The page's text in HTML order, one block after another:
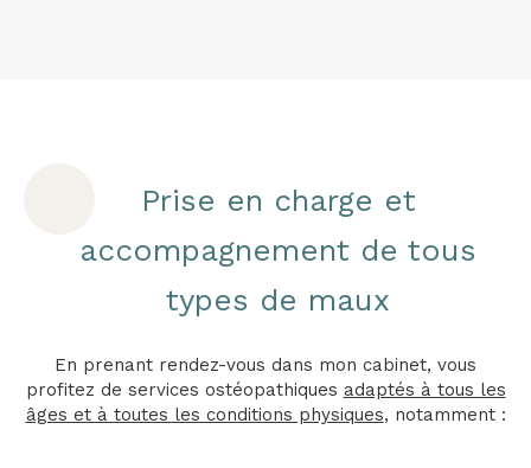
Prise en charge et
accompagnement de tous
types de maux
En prenant rendez-vous dans mon cabinet, vous
profitez de services ostéopathiques adaptés à tous les
âges et à toutes les conditions physiques, notamment :